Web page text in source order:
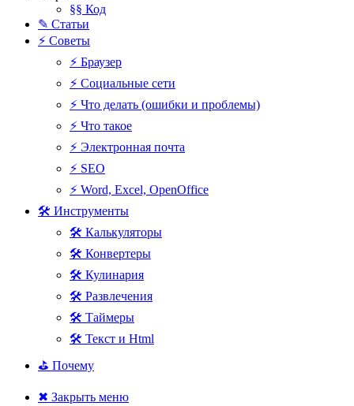
§§ Код
✎ Статьи
⚡ Советы
⚡ Браузер
⚡ Социальные сети
⚡ Что делать (ошибки и проблемы)
⚡ Что такое
⚡ Электронная почта
⚡ SEO
⚡ Word, Excel, OpenOffice
🛠 Инструменты
🛠 Калькуляторы
🛠 Конвертеры
🛠 Кулинария
🛠 Развлечения
🛠 Таймеры
🛠 Текст и Html
⛳ Почему
✖ Закрыть меню